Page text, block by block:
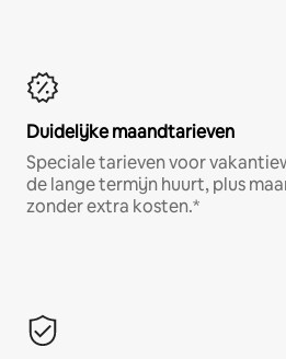
Duidelijke maandtarieven
Speciale tarieven voor
de lange termijn huurt, plus
zonder extra kosten.*